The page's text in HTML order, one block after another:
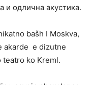
и одлична акустика.
bašh I Moskva,
akarde e dizutne
ko Kreml.